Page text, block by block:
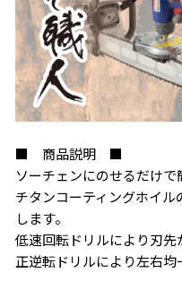
■ 商品説明 ■
ソーチェンにのせるだけで
チタンコーティングホイ
します。
低速回転ドリルにより刃先
正逆転ドリルにより左右均